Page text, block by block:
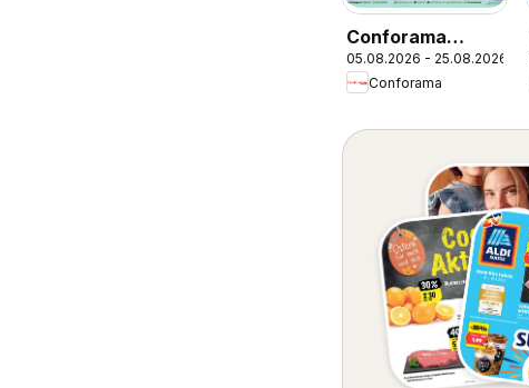
Conforama
aktionen FR
05.08.2026 - 25.08.2026
Conforama